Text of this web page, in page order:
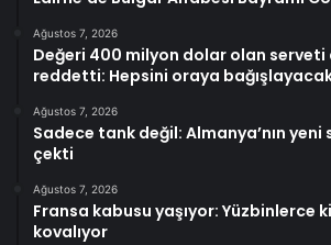
Ağustos 7, 2026
Değeri 400 milyon dolar olan serveti
reddetti: Hepsini oraya
Ağustos 7, 2026
Sadece tank değil: Almanya’nın
çekti
Ağustos 7, 2026
Fransa kabusu yaşıyor: Yüzbinlerce
kovalıyor